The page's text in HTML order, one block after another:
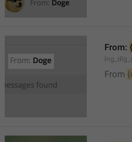
From:
From